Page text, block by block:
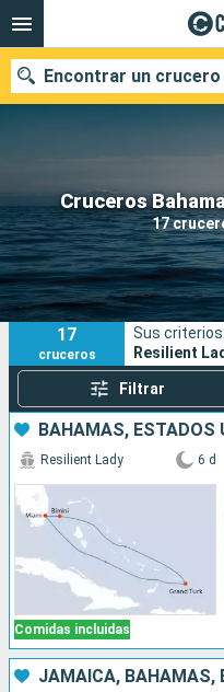
Cruceros
17
Encontrar un crucero
Nuestros destinos
Fecha de salida
Puertos
17
cruceros
Sus
Resilient
Filtrar
BAHAMAS, ESTADOS
Comidas incluidas
Resilient Lady 6 d